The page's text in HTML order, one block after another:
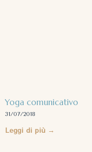
Yoga comunicativo
31/07/2018
Leggi di più →